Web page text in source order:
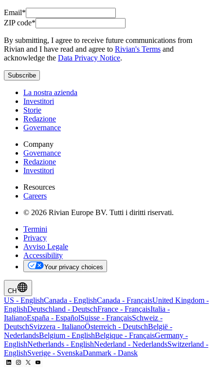
Email*
ZIP code*
By submitting, I agree to receive future communications from
Rivian and I have read and agree to Rivian's Terms and
acknowledge the Data Privacy Notice.
Subscribe
La nostra azienda
Investitori
Storie
Redazione
Governance
Company
Governance
Redazione
Investitori
Resources
Careers
© 2026 Rivian Europe BV. Tutti i diritti riservati.
Termini
Privacy
Avviso Legale
Accessibility
Your privacy choices
CH
US - EnglishCanada - EnglishCanada - FrançaisUnited Kingdom -
EnglishDeutschland - DeutschFrance - FrançaisItalia -
ItalianoEspaña - EspañolSuisse - FrançaisSchweiz -
DeutschSvizzera - ItalianoÖsterreich - DeutschBelgië -
NederlandsBelgium - EnglishBelgique - FrançaisGermany -
EnglishNetherlands - EnglishNederland - NederlandsSwitzerland -
EnglishSverige - SvenskaDanmark - Dansk